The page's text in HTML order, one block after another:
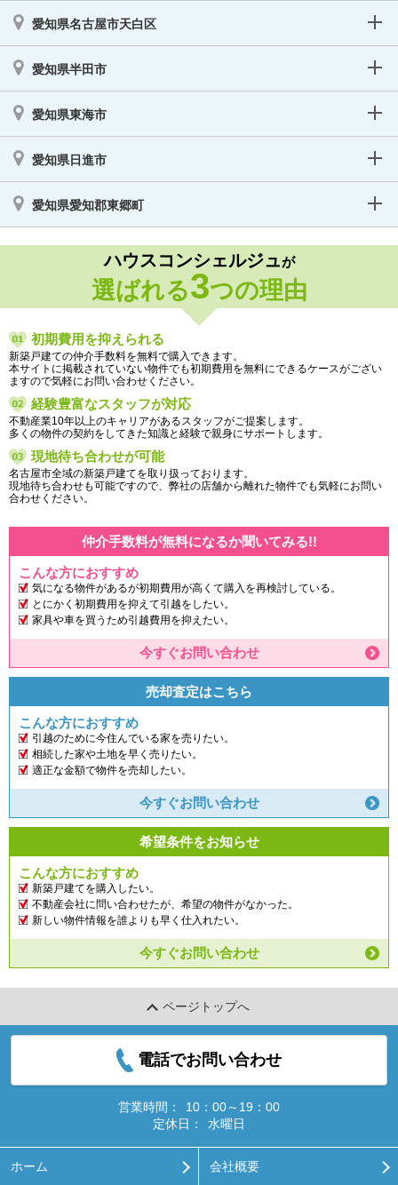
愛知県名古屋市天白区
愛知県半田市
愛知県東海市
愛知県日進市
愛知県愛知郡東郷町
ハウスコンシェルジュが
選ばれる3つの理由
初期費用を抑えられる
新築戸建ての仲介手数料を無料で購入できます。
本サイトに掲載されていない物件でも初期費用を無料にできるケースがござい
ますので気軽にお問い合わせください。
経験豊富なスタッフが対応
不動産業10年以上のキャリアがあるスタッフがご提案します。
多くの物件の契約をしてきた知識と経験で親身にサポートします。
現地待ち合わせが可能
名古屋市全域の新築戸建てを取り扱っております。
現地待ち合わせも可能ですので、弊社の店舗から離れた物件でも気軽にお問い
合わせください。
仲介手数料が無料になるか聞いてみる!!
こんな方におすすめ
気になる物件があるが初期費用が高くて購入を再検討している。
とにかく初期費用を抑えて引越をしたい。
家具や車を買うため引越費用を抑えたい。
今すぐお問い合わせ
売却査定はこちら
こんな方におすすめ
引越のために今住んでいる家を売りたい。
相続した家や土地を早く売りたい。
適正な金額で物件を売却したい。
今すぐお問い合わせ
希望条件をお知らせ
こんな方におすすめ
新築戸建てを購入したい。
不動産会社に問い合わせたが、希望の物件がなかった。
新しい物件情報を誰よりも早く仕入れたい。
今すぐお問い合わせ
ページトップへ
電話でお問い合わせ
営業時間：
10：00～19：00
定休日：
水曜日
ホーム 会社概要